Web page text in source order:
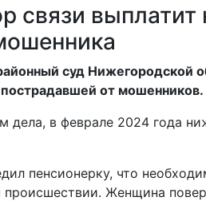
связи
суд Нижегородской
пострадавшей от
дела, в феврале 2024 года
пенсионерку, что
происшествии. Женщина